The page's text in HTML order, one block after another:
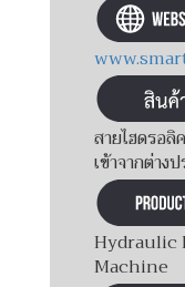
สายไฮดรอลิ
เข้าจากต่าง
Hydraulic
Machine